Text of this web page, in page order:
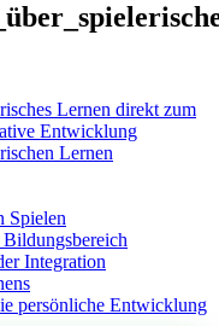
Lernen direkt zum
Entwicklung
Lernen
Spielen
Integration
persönliche Entwicklung